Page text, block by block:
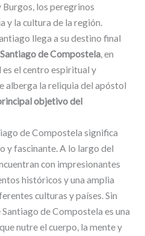
los peregrinos
y la cultura de la región.
llega a su destino final
Santiago de Compostela, en
es el centro espiritual y
alberga la reliquia del apóstol
objetivo del
de Compostela significa
y fascinante. A lo largo del
con impresionantes
históricos y una amplia
culturas y países. Sin
de Compostela es una
nutre el cuerpo, la mente y